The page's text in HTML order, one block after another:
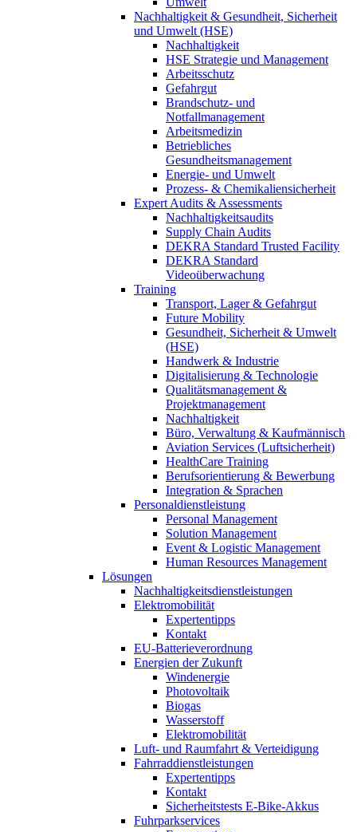
Nachhaltigkeit & Gesundheit, Sicherheit
und Umwelt (HSE)
Nachhaltigkeit
HSE Strategie und Management
Arbeitsschutz
Gefahrgut
Brandschutz- und
Notfallmanagement
Arbeitsmedizin
Betriebliches
Gesundheitsmanagement
Energie- und Umwelt
Prozess- & Chemikaliensicherheit
Expert Audits & Assessments
Nachhaltigkeitsaudits
Supply Chain Audits
DEKRA Standard Trusted Facility
DEKRA Standard
Videoüberwachung
Training
Transport, Lager & Gefahrgut
Future Mobility
Gesundheit, Sicherheit & Umwelt
(HSE)
Handwerk & Industrie
Digitalisierung & Technologie
Qualitätsmanagement &
Projektmanagement
Nachhaltigkeit
Büro, Verwaltung & Kaufmännisch
Aviation Services (Luftsicherheit)
HealthCare Training
Berufsorientierung & Bewerbung
Integration & Sprachen
Personaldienstleistung
Personal Management
Solution Management
Event & Logistic Management
Human Resources Management
Lösungen
Nachhaltigkeitsdienstleistungen
Elektromobilität
Expertentipps
Kontakt
EU-Batterieverordnung
Energien der Zukunft
Windenergie
Photovoltaik
Biogas
Wasserstoff
Elektromobilität
Luft- und Raumfahrt & Verteidigung
Fahrraddienstleistungen
Expertentipps
Kontakt
Sicherheitstests E-Bike-Akkus
Fuhrparkservices